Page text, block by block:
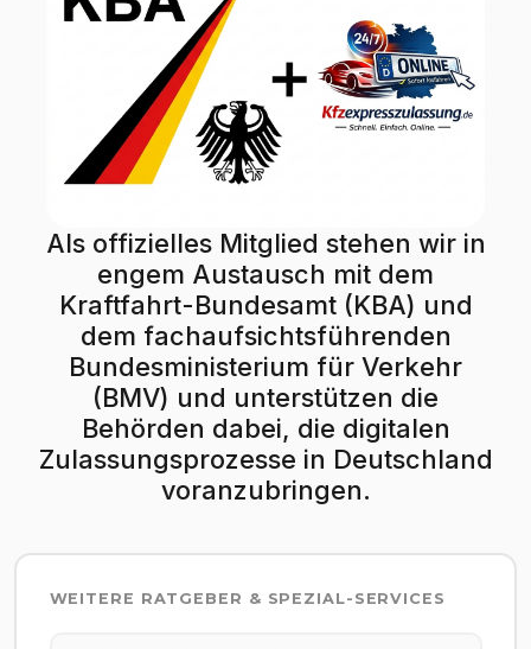
Als offizielles Mitglied stehen wir in
engem Austausch mit dem
Kraftfahrt-Bundesamt (KBA) und
dem fachaufsichtsführenden
Bundesministerium für Verkehr
(BMV) und unterstützen die
Behörden dabei, die digitalen
Zulassungsprozesse in Deutschland
voranzubringen.
WEITERE RATGEBER & SPEZIAL-SERVICES